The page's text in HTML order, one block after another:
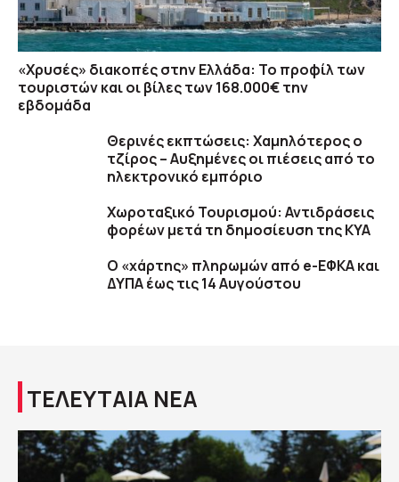
«Χρυσές» διακοπές στην Ελλάδα: Το προφίλ των
τουριστών και οι βίλες των 168.000€ την
εβδομάδα
Θερινές εκπτώσεις: Χαμηλότερος ο
τζίρος – Αυξημένες οι πιέσεις από το
ηλεκτρονικό εμπόριο
Χωροταξικό Τουρισμού: Αντιδράσεις
φορέων μετά τη δημοσίευση της ΚΥΑ
Ο «χάρτης» πληρωμών από e-ΕΦΚΑ και
ΔΥΠΑ έως τις 14 Αυγούστου
ΤΕΛΕΥΤΑΙΑ ΝΕΑ